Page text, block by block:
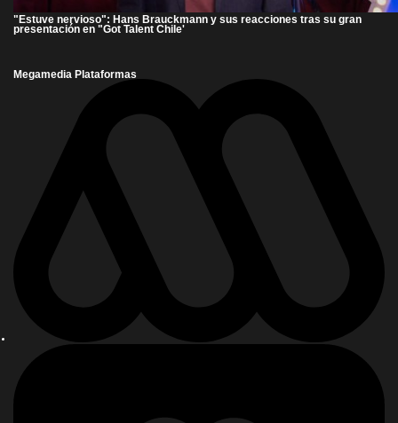
"Estuve nervioso": Hans Brauckmann y sus reacciones tras su gran
presentación en "Got Talent Chile'
Megamedia Plataformas